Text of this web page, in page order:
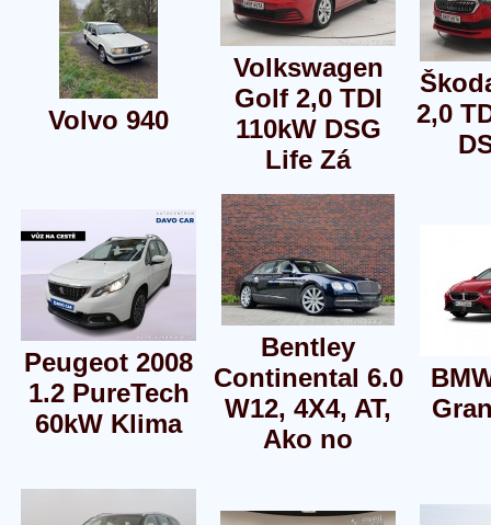
Volvo 940
Volkswagen
Golf 2,0 TDI
110kW DSG
Life Zá
2,0
Peugeot 2008
1.2 PureTech
60kW Klima
Bentley
Continental 6.0
W12, 4X4, AT,
Ako no